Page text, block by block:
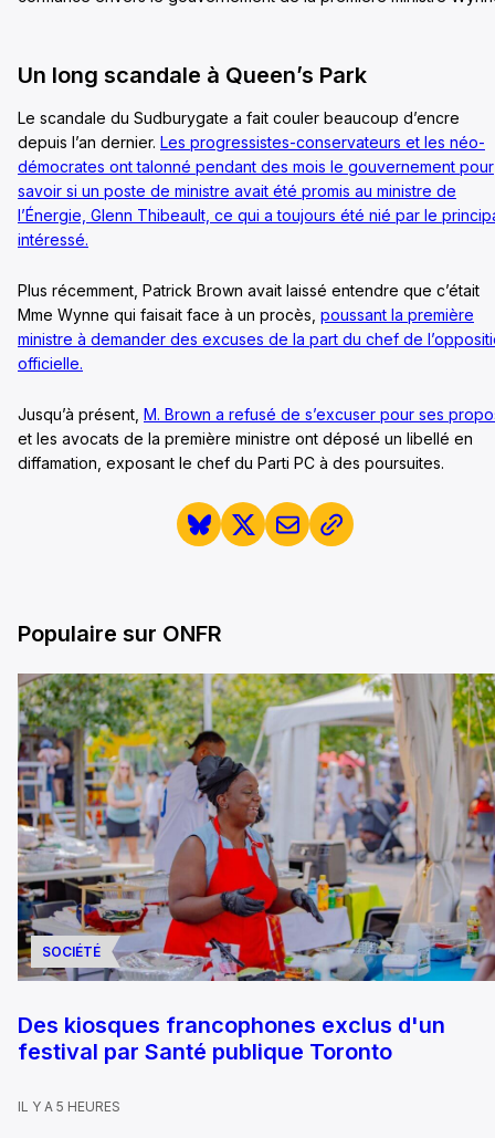
Un long scandale à Queen’s Park
Le scandale du Sudburygate a fait couler beaucoup d’encre
depuis l’an dernier. Les progressistes-conservateurs et les néo-
démocrates ont talonné pendant des mois le gouvernement pour
savoir si un poste de ministre avait été promis au ministre de
l’Énergie, Glenn Thibeault, ce qui a toujours été nié par le
intéressé.
Plus récemment, Patrick Brown avait laissé entendre que c’était
Mme Wynne qui faisait face à un procès, poussant la première
ministre à demander des excuses de la part du chef de
officielle.
Jusqu’à présent, M. Brown a refusé de s’excuser pour ses
et les avocats de la première ministre ont déposé un libellé en
diffamation, exposant le chef du Parti PC à des poursuites.
Populaire sur ONFR
SOCIÉTÉ
Des kiosques francophones exclus d'un
festival par Santé publique Toronto
IL Y A 5 HEURES